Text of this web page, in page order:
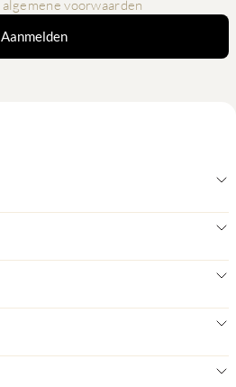
algemene voorwaarden
Aanmelden